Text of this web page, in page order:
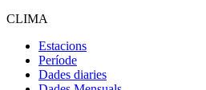
CLIMA
Estacions
Període
Dades diaries